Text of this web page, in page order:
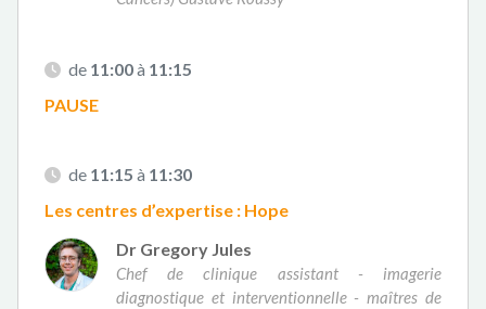
de 11:00à 11:15
PAUSE
de 11:15 à 11:30
Les centres d’expertise : Hope
Dr Gregory Jules
Chef de clinique assistant - imagerie
diagnostique et interventionnelle - maîtres de